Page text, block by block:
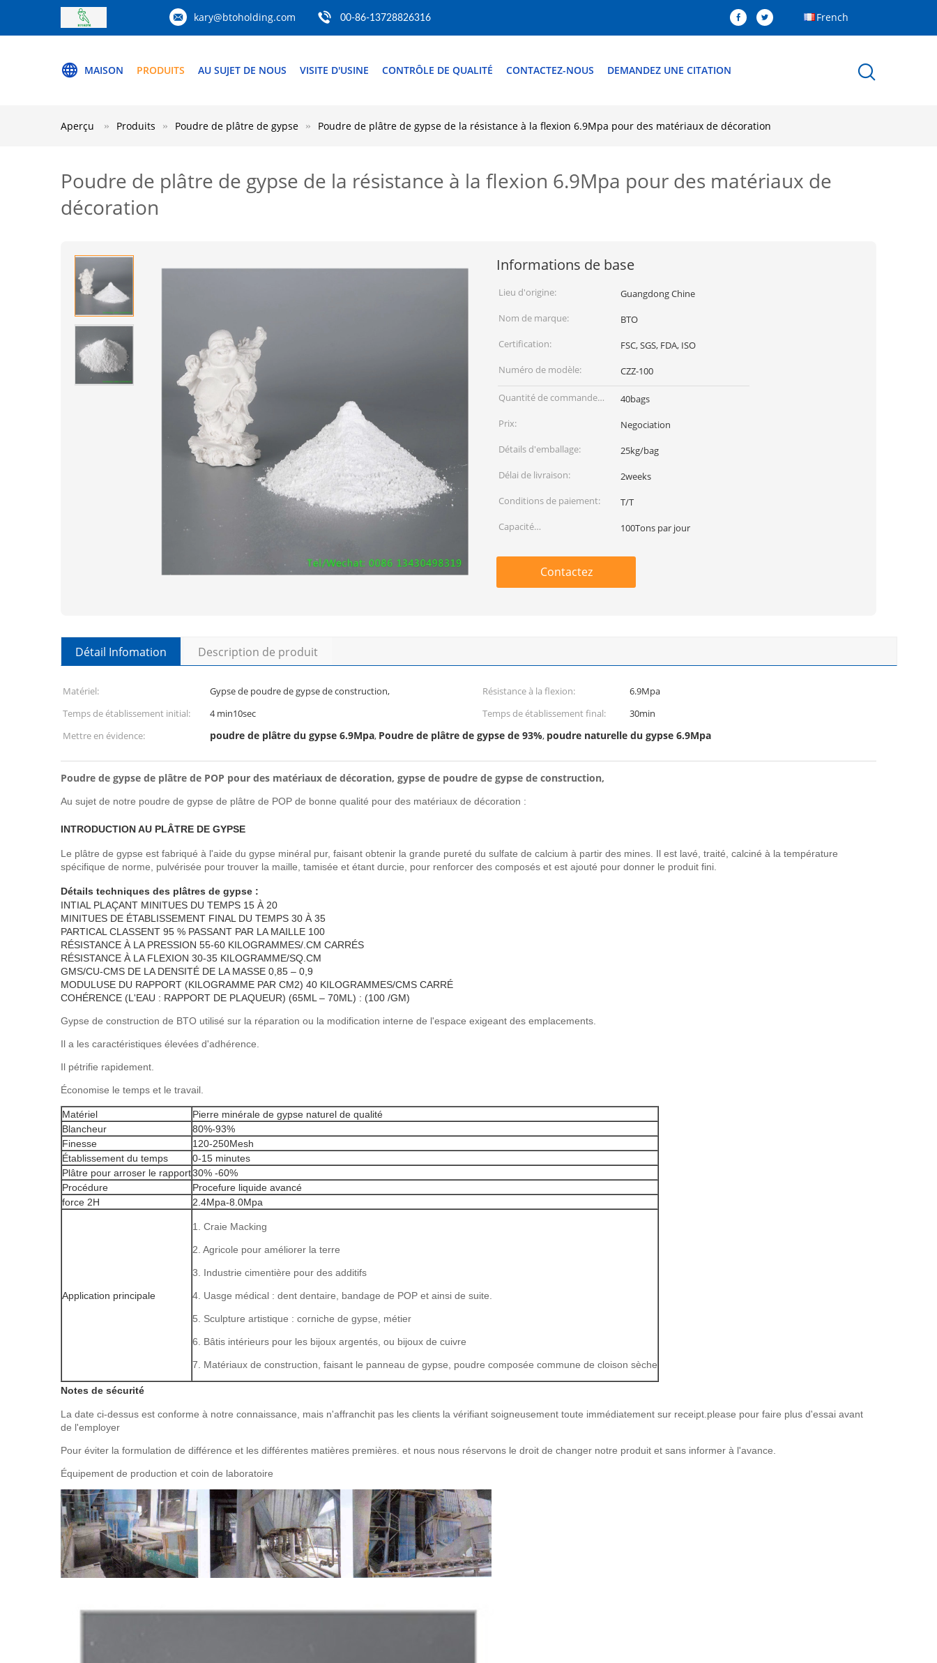
kary@btoholding.com 00-86-13728826316 French
MAISON PRODUITS AU SUJET DE NOUS VISITE D'USINE CONTRÔLE DE QUALITÉ CONTACTEZ-NOUS DEMANDEZ UNE CITATION
Aperçu Produits Poudre de plâtre de gypse Poudre de plâtre de gypse de la résistance à la flexion 6.9Mpa pour des matériaux de décoration
Poudre de plâtre de gypse de la résistance à la flexion 6.9Mpa pour des matériaux de
décoration
Informations de base
Lieu d'origine:
Guangdong Chine
Nom de marque:
BTO
Certification:
FSC, SGS, FDA, ISO
Numéro de modèle:
CZZ-100
Quantité de commande
min:
40bags
Prix:
Negociation
Détails d'emballage:
25kg/bag
Délai de livraison:
2weeks
Conditions de paiement:
T/T
Capacité
100Tons par jour
Contactez
Détail Infomation Description de produit
Matériel: Gypse de poudre de gypse de construction, Résistance à la flexion:
6.9Mpa
Temps de établissement initial:
4 min10sec Temps de établissement final:
30min
Mettre en évidence:
poudre de plâtre du gypse 6.9Mpa, Poudre de plâtre de gypse de 93%, poudre naturelle du gypse 6.9Mpa
Poudre de gypse de plâtre de POP pour des matériaux de décoration, gypse de poudre de gypse de construction,
Au sujet de notre poudre de gypse de plâtre de POP de bonne qualité pour des matériaux de décoration :
INTRODUCTION AU PLÂTRE DE GYPSE
Le plâtre de gypse est fabriqué à l'aide du gypse minéral pur, faisant obtenir la grande pureté du sulfate de calcium à partir des mines. Il est lavé, traité, calciné à la température
spécifique de norme, pulvérisée pour trouver la maille, tamisée et étant durcie, pour renforcer des composés et est ajouté pour donner le produit fini.
Détails techniques des plâtres de gypse :
INTIAL PLAÇANT MINITUES DU TEMPS 15 À 20
MINITUES DE ÉTABLISSEMENT FINAL DU TEMPS 30 À 35
PARTICAL CLASSENT 95 % PASSANT PAR LA MAILLE 100
RÉSISTANCE À LA PRESSION 55-60 KILOGRAMMES/.CM CARRÉS
RÉSISTANCE À LA FLEXION 30-35 KILOGRAMME/SQ.CM
GMS/CU-CMS DE LA DENSITÉ DE LA MASSE 0,85 – 0,9
MODULUSE DU RAPPORT (KILOGRAMME PAR CM2) 40 KILOGRAMMES/CMS CARRÉ
COHÉRENCE (L'EAU : RAPPORT DE PLAQUEUR) (65ML – 70ML) : (100 /GM)
Gypse de construction de BTO utilisé sur la réparation ou la modification interne de l'espace exigeant des emplacements.
Il a les caractéristiques élevées d'adhérence.
Il pétrifie rapidement.
Économise le temps et le travail.
Matériel
Pierre minérale de gypse naturel de qualité
Blancheur
80%-93%
Finesse
120-250Mesh
Établissement du temps
0-15 minutes
Plâtre pour arroser le rapport30% -60%
Procédure
Procefure liquide avancé
force 2H
2.4Mpa-8.0Mpa
Application principale
1. Craie Macking
2. Agricole pour améliorer la terre
3. Industrie cimentière pour des additifs
4. Uasge médical : dent dentaire, bandage de POP et ainsi de suite.
5. Sculpture artistique : corniche de gypse, métier
6. Bâtis intérieurs pour les bijoux argentés, ou bijoux de cuivre
7. Matériaux de construction, faisant le panneau de gypse, poudre composée commune de cloison sèche
Notes de sécurité
La date ci-dessus est conforme à notre connaissance, mais n'affranchit pas les clients la vérifiant soigneusement toute immédiatement sur receipt.please pour faire plus d'essai avant
de l'employer
Pour éviter la formulation de différence et les différentes matières premières. et nous nous réservons le droit de changer notre produit et sans informer à l'avance.
Équipement de production et coin de laboratoire